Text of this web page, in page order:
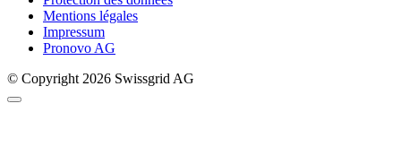
Mentions légales
Impressum
Pronovo AG
© Copyright 2026 Swissgrid AG